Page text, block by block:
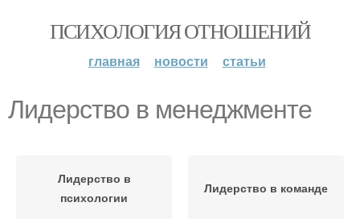
ПСИХОЛОГИЯ ОТНОШЕНИЙ
главная новости статьи
Лидерство в менеджменте
Лидерство в
психологии
Лидерство в команде